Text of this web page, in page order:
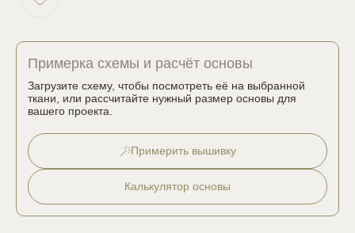
Примерка схемы и расчёт основы
Загрузите схему, чтобы посмотреть её на выбранной
ткани, или рассчитайте нужный размер основы для
вашего проекта.
Примерить вышивку
Калькулятор основы